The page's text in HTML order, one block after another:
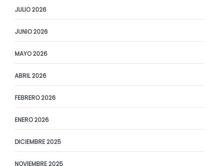
JULIO 2026
JUNIO 2026
MAYO 2026
ABRIL 2026
FEBRERO 2026
ENERO 2026
DICIEMBRE 2025
NOVIEMBRE 2025